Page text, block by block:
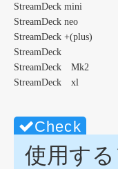
StreamDeck mini
StreamDeck neo
StreamDeck +(plus)
StreamDeck
StreamDeck Mk2
StreamDeck xl
使用す